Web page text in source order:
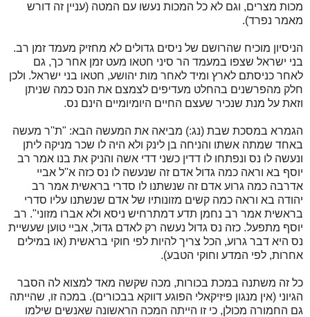
מכות מצרים, וגם לא כל המכות נעשו עם המטה (עניין זה דורש
מאמר נפרד).
הניסיון מוכיח שהרושם של ניסים גדולים לא מחזיק מעמד זמן רב.
בני ישראל שצפו במעמד הר סיני חטאו מעט זמן אחר כך, גם
לאחר כניסתם לארץ ומיד לאחר מות יהושע, חטאו בני ישראל. ולכן
חלק מהפרשנים בהחלט מעדיפים לצמצם את הנס כמה שניתן
וזאת על מנת שנכיר שעצם החיים היומיומיים הינם נס.
הגמרא במסכת שבת (נג:) מביאה את המעשה הבא: "ת''ר מעשה
באחד שמתה אשתו והניחה בן לינק ולא היה לו שכר מניקה ליתן
ונעשה לו נס ונפתחו לו דדין כשני דדי אשה והניק את בנו אמר רב
יוסף בא וראה כמה גדול אדם זה שנעשה לו נס כזה א''ל אביי
אדרבה כמה גרוע אדם זה שנשתנו לו סדרי בראשית אמר רב
יהודה בא וראה כמה קשים מזונותיו של אדם שנשתנו עליו סדרי
בראשית אמר רב נחמן תדע דמתרחיש ניסא ולא אברו מזוני". רב
יוסף מתפעל. כזה נס גדול נעשה רק לאדם גדול, אביי טוען שעשיית
נס היא דבר גרוע, הכל צריך להיות לפי חוקי בראשית (או במילים
אחרות, לפי המדע וחוקי הטבע).
כל זה משתנה במכת בכורות, מכה שקשה מאד למצוא לה הסבר
הגיוני (אין מנגון פיזיקאלי הפוגע דווקא בבכורים). במכה זו, שהייתה
גם החמורה מכולן, כי זו הייתה המכה הראשונה שאנשים שילמו